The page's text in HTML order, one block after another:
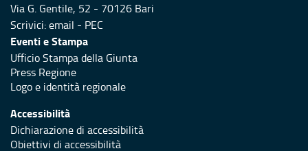
Via G. Gentile, 52 - 70126 Bari
Scrivici:email - PEC
Eventi e Stampa
Ufficio Stampa della Giunta
Press Regione
Logo e identità regionale
Accessibilità
Dichiarazione di accessibilità
Obiettivi di accessibilità